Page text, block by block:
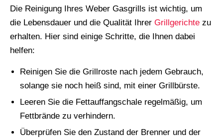
Die Reinigung Ihres Weber Gasgrills ist wichtig, um
die Lebensdauer und die Qualität Ihrer Grillgerichte zu
erhalten. Hier sind einige Schritte, die Ihnen dabei
helfen:
Reinigen Sie die Grillroste nach jedem Gebrauch,
solange sie noch heiß sind, mit einer Grillbürste.
Leeren Sie die Fettauffangschale regelmäßig, um
Fettbrände zu verhindern.
Überprüfen Sie den Zustand der Brenner und der